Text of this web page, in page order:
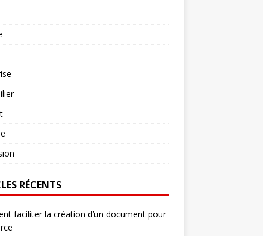
RÉCENTS
faciliter la création d’un document pour